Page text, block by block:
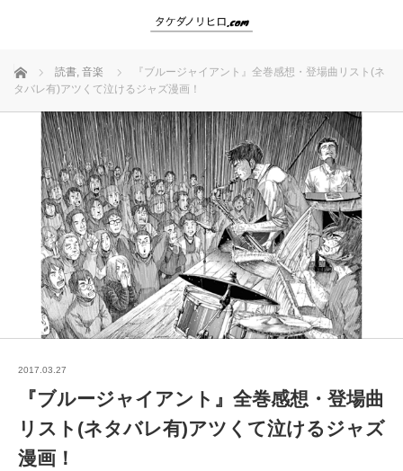
ホーム 読書, 音楽
『ブルージャイアント』全巻感想・登場曲リスト(ネ
タバレ有)アツくて泣けるジャズ漫画！
2017.03.27
『ブルージャイアント』全巻感想・登場曲
リスト(ネタバレ有)アツくて泣けるジャズ
漫画！